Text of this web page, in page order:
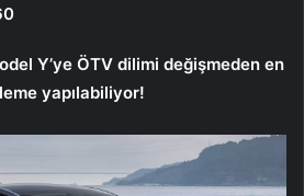
Y’ye ÖTV dilimi değişmeden en
yapılabiliyor!